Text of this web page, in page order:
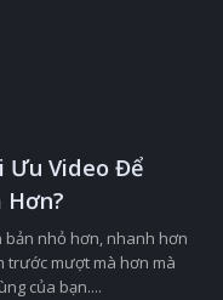
Ưu Video Để
Hơn?
nhỏ hơn, nhanh hơn
trước mượt mà hơn mà
của bạn....